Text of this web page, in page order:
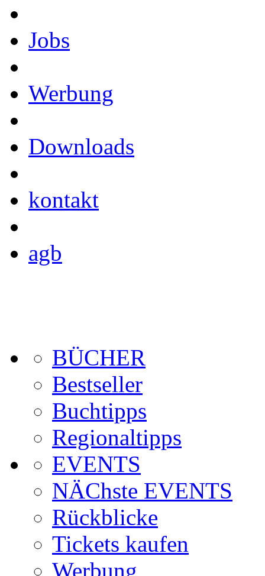
Jobs
Werbung
Downloads
kontakt
agb
BÜCHER
Bestseller
Buchtipps
Regionaltipps
EVENTS
NÄChste EVENTS
Rückblicke
Tickets kaufen
Werbung